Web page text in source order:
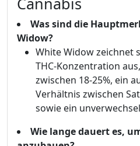
Was sind die
Widow?
White Widow zeichnet
THC-Konzentration
zwischen 18-25%, ein
Verhältnis zwischen
sowie ein
Wie lange dauert es,